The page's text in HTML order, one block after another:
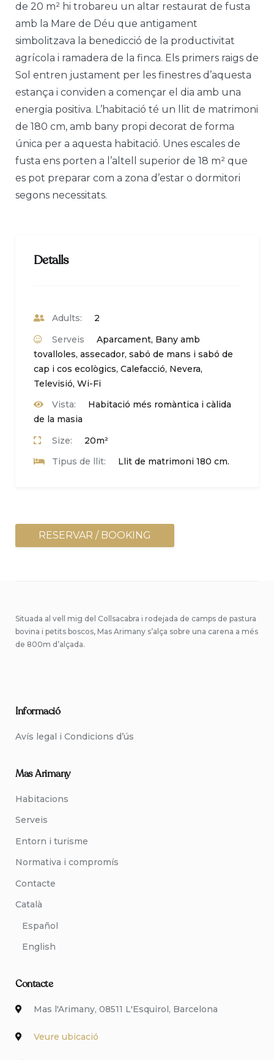
de 20 m² hi trobareu un altar restaurat de fusta
amb la Mare de Déu que antigament
simbolitzava la benedicció de la productivitat
agrícola i ramadera de la finca. Els primers raigs de
Sol entren justament per les finestres d’aquesta
estança i conviden a començar el dia amb una
energia positiva. L’habitació té un llit de matrimoni
de 180 cm, amb bany propi decorat de forma
única per a aquesta habitació. Unes escales de
fusta ens porten a l’altell superior de 18 m² que
es pot preparar com a zona d’estar o dormitori
segons necessitats.
Detalls
Adults:
2
Serveis
Aparcament, Bany amb
tovalloles, assecador, sabó de mans i sabó de
cap i cos ecològics, Calefacció, Nevera,
Televisió, Wi-Fi
Vista:
Habitació més romàntica i càlida
de la masia
Size:
20m²
Tipus de llit:
Llit de matrimoni 180 cm.
RESERVAR / BOOKING
Situada al vell mig del Collsacabra i rodejada de camps de pastura
bovina i petits boscos, Mas Arimany s’alça sobre una carena a més
de 800m d’alçada.
Informació
Avís legal i Condicions d’ús
Mas Arimany
Habitacions
Serveis
Entorn i turisme
Normativa i compromís
Contacte
Català
Español
English
Contacte
Mas l'Arimany, 08511 L'Esquirol, Barcelona
Veure ubicació